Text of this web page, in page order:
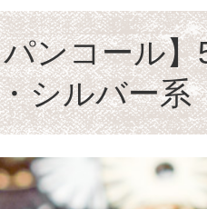
ンコール
シルバー系